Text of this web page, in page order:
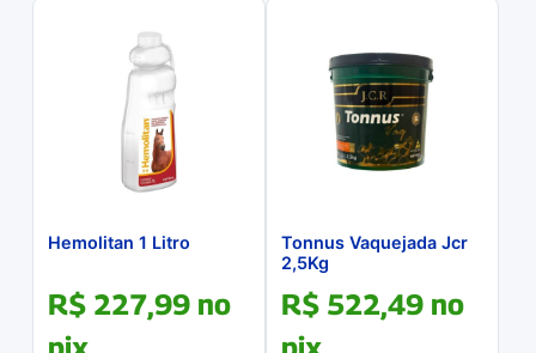
Hemolitan 1 Litro
R$ 227,99 no
Tonnus Vaquejada Jcr
2,5Kg
R$ 522,49 no